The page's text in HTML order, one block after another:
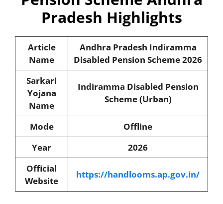
Pradesh Highlights
Article
Name
Andhra Pradesh Indiramma
Disabled Pension Scheme2026
Sarkari
Yojana
Name
Indiramma Disabled Pension
Scheme (Urban)
Mode
Offline
Year
2026
Official
Website
https://handlooms.ap.gov.in/